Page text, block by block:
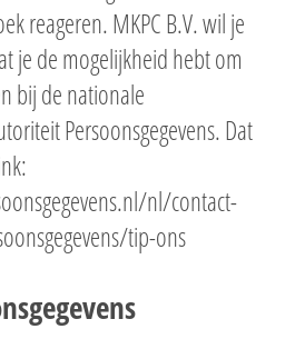
reageren. MKPC B.V. wil je
je de mogelijkheid hebt om
bij de nationale
Persoonsgegevens. Dat
nl/contact-
tip-ons